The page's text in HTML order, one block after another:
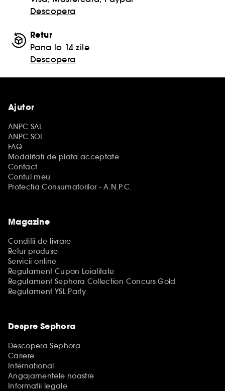
Descopera
Retur
Pana la 14 zile
Descopera
Ajutor
ANPC SAL
ANPC SOL
FAQ
Modalitati de plata acceptate
Contact
Contul meu
Protectia Consumatorilor - A.N.P.C.
Magazine
Conditii de livrare
Retur produse
Servicii online
Regulament Cupon Loialitate
Regulament Sephora Collection Concurs Gold
Regulament YSL Party
Despre Sephora
Descopera Sephora
Cariere
International
Angajamentele noastre
Informatii legale